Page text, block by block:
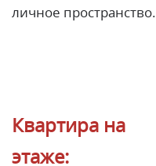
личное пространство.
Квартира на
этаже: